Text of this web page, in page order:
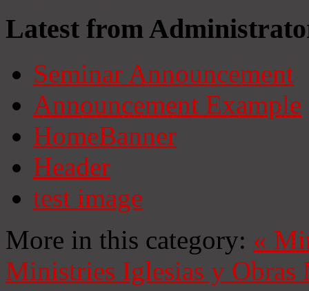
Latest from
Seminar Announcement
Announcement Example
HomeBanner
Header
test image
More in this category: «
Ministries Iglesias y Obras